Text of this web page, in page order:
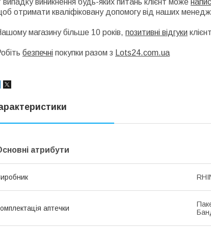
отримати кваліфіковану допомогу від наших
магазину більше 10 років, позитивні відгуки
безпечні покупки разом з Lots24.com.ua
атрибути
аптечки